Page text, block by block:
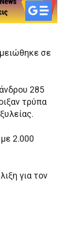
σε
285
τρύπα
2.000
για τον